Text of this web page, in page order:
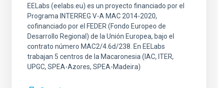
EELabs (eelabs.eu) es un proyecto financiado por el
Programa INTERREG V-A MAC 2014-2020,
cofinanciado por el FEDER (Fondo Europeo de
Desarrollo Regional) de la Unión Europea, bajo el
contrato número MAC2/4.6d/238. En EELabs
trabajan 5 centros de la Macaronesia (IAC, ITER,
UPGC, SPEA-Azores, SPEA-Madeira)